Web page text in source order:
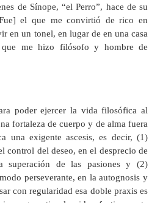
de Sínope, “el Perro”, hace de su
el que me convirtió de rico en
en un tonel, en lugar de en una casa
me hizo filósofo y hombre de
poder ejercer la vida filosófica al
fortaleza de cuerpo y de alma fuera
una exigente ascesis, es decir, (1)
control del deseo, en el desprecio de
superación de las pasiones y (2)
perseverante, en la autognosis y
con regularidad esa doble praxis es